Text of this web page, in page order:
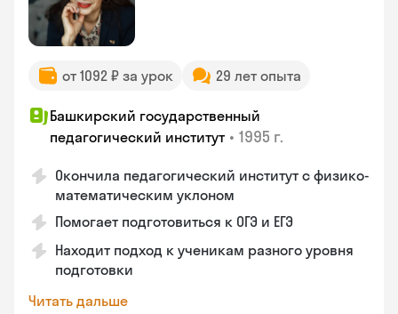
от 1092 ₽ за урок 29 лет опыта
Башкирский государственный
педагогический институт • 1995 г.
Окончила педагогический институт с физико-
математическим уклоном
Помогает подготовиться к ОГЭ и ЕГЭ
Находит подход к ученикам разного уровня
подготовки
Читать дальше